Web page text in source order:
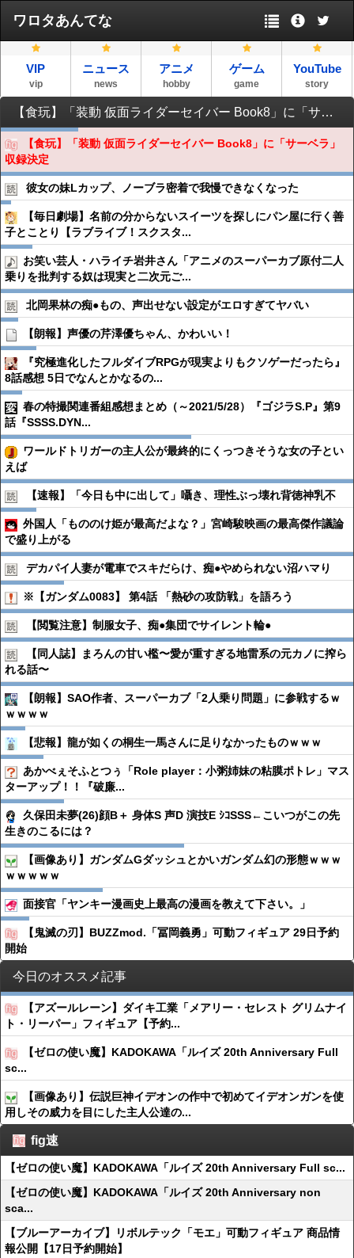
ワロタあんてな
VIP
vip
ニュース
news
アニメ
hobby
ゲーム
game
YouTube
story
【食玩】「装動 仮面ライダーセイバー Book8」に「サーベラ」収録決定
【食玩】「装動 仮面ライダーセイバー Book8」に「サーベラ」
収録決定
彼女の妹Lカップ、ノーブラ密着で我慢できなくなった
【毎日劇場】名前の分からないスイーツを探しにパン屋に行く善
子とことり【ラブライブ！スクスタ...
お笑い芸人・ハライチ岩井さん「アニメのスーパーカブ原付二人
乗りを批判する奴は現実と二次元ご...
北岡果林の痴●︎もの、声出せない設定がエロすぎてヤバい
【朗報】声優の芹澤優ちゃん、かわいい！
『究極進化したフルダイブRPGが現実よりもクソゲーだったら』
8話感想 5日でなんとかなるの...
春の特撮関連番組感想まとめ（～2021/5/28）『ゴジラS.P』第9
話『SSSS.DYN...
ワールドトリガーの主人公が最終的にくっつきそうな女の子とい
えば
【速報】「今日も中に出して」囁き、理性ぶっ壊れ背徳神乳不
外国人「もののけ姫が最高だよな？」宮崎駿映画の最高傑作議論
で盛り上がる
デカパイ人妻が電車でスキだらけ、痴●︎やめられない沼ハマり
※【ガンダム0083】 第4話 「熱砂の攻防戦」を語ろう
【閲覧注意】制服女子、痴●︎集団でサイレント輪●︎
【同人誌】まろんの甘い檻〜愛が重すぎる地雷系の元カノに搾ら
れる話〜
【朗報】SAO作者、スーパーカブ「2人乗り問題」に参戦するｗ
ｗｗｗｗ
【悲報】龍が如くの桐生一馬さんに足りなかったものｗｗｗ
あかべぇそふとつぅ「Role player：小粥姉妹の粘膜ポトレ」マス
ターアップ！！『破廉...
久保田未夢(26)顔B＋ 身体S 声D 演技E ｼｺSSS←こいつがこの先
生きのこるには？
【画像あり】ガンダムGダッシュとかいガンダム幻の形態ｗｗｗ
ｗｗｗｗｗ
面接官「ヤンキー漫画史上最高の漫画を教えて下さい。」
【鬼滅の刃】BUZZmod.「冨岡義勇」可動フィギュア 29日予約
開始
今日のオススメ記事
【アズールレーン】ダイキ工業「メアリー・セレスト グリムナイ
ト・リーパー」フィギュア【予約...
【ゼロの使い魔】KADOKAWA「ルイズ 20th Anniversary Full
sc...
【画像あり】伝説巨神イデオンの作中で初めてイデオンガンを使
用しその威力を目にした主人公達の...
fig速
【ゼロの使い魔】KADOKAWA「ルイズ 20th Anniversary Full sc...
【ゼロの使い魔】KADOKAWA「ルイズ 20th Anniversary non
sca...
【ブルーアーカイブ】リボルテック「モエ」可動フィギュア 商品情
報公開【17日予約開始】